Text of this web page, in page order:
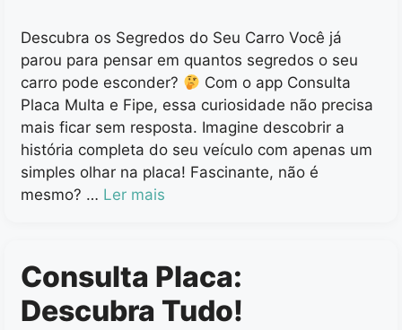
Descubra os Segredos do Seu Carro Você já
parou para pensar em quantos segredos o seu
carro pode esconder?
Com o app Consulta
Placa Multa e Fipe, essa curiosidade não precisa
mais ficar sem resposta. Imagine descobrir a
história completa do seu veículo com apenas um
simples olhar na placa! Fascinante, não é
mesmo? … Ler mais
Consulta Placa:
Descubra Tudo!